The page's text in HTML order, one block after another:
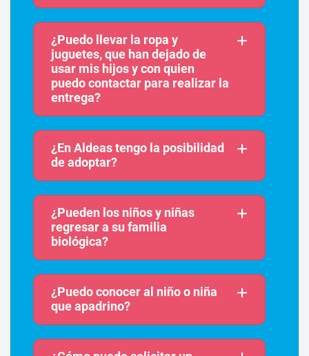
¿Puedo llevar la ropa y
juguetes, que han dejado de
usar mis hijos y con quien
puedo contactar para realizar la
entrega?
¿En Aldeas tengo la posibilidad
de adoptar?
¿Pueden los niños y niñas
regresar a su familia
biológica?
¿Puedo conocer al niño o niña
que apadrino?